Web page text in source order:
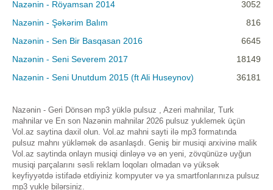
Nazənin - Röyamsan 2014
3052
Nazənin - Şəkərim Balım
816
Nazənin - Sen Bir Basqasan 2016
6645
Nazənin - Seni Severem 2017
18149
Nazənin - Seni Unutdum 2015 (ft Ali Huseynov)
36181
Nazənin - Geri Dönsən mp3 yüklə pulsuz , Azeri mahnilar, Turk
mahnilar ve En son Nazənin mahnilar 2026 pulsuz yuklemek üçün
Vol.az saytina daxil olun. Vol.az mahni sayti ilə mp3 formatında
pulsuz mahnı yükləmək də asanlaşdı. Geniş bir musiqi arxivinə malik
Vol.az saytinda onlayn musiqi dinləyə və ən yeni, zövqünüzə uyğun
musiqi parçalarını səsli reklam loqoları olmadan və yüksək
keyfiyyətdə istifadə etdiyiniz kompyuter və ya smartfonlarınıza pulsuz
mp3 yukle bilərsiniz.